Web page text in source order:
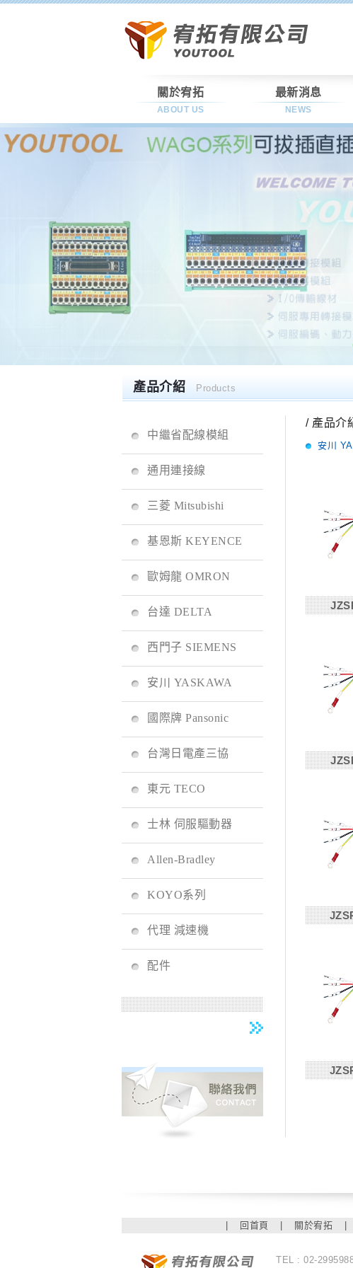
關於宥拓
ABOUT US
最新消息
NEWS
產品介紹 Products
中繼省配線模組
通用連接線
三菱 Mitsubishi
基恩斯 KEYENCE
歐姆龍 OMRON
台達 DELTA
西門子 SIEMENS
安川 YASKAWA
國際牌 Pansonic
台灣日電產三協
東元 TECO
士林 伺服驅動器
Allen-Bradley
KOYO系列
代理 減速機
配件
/ 產品介
安川
回首頁 關於宥拓
TEL : 02-